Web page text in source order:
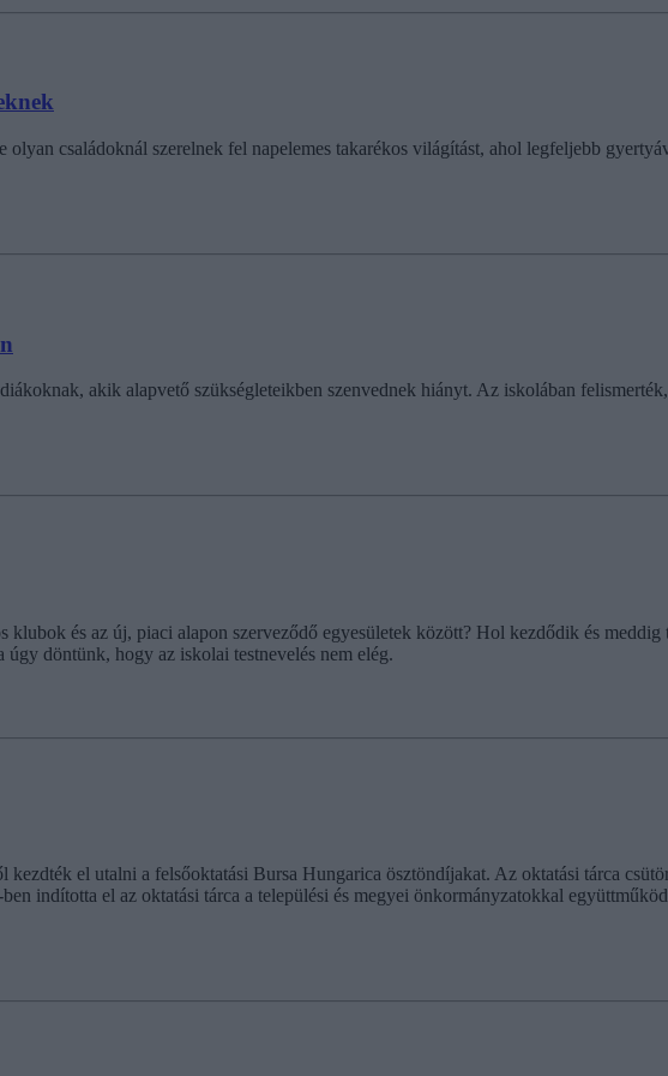
családoknál szerelnek fel napelemes takarékos világítást, ahol legfeljebb
akik alapvető szükségleteikben szenvednek hiányt. Az iskolában
és az új, piaci alapon szerveződő egyesületek között? Hol kezdődik és
döntünk, hogy az iskolai testnevelés nem elég.
kezdték el utalni a felsőoktatási Bursa Hungarica ösztöndíjakat. Az oktatási tárca
indította el az oktatási tárca a települési és megyei önkormányzatokkal